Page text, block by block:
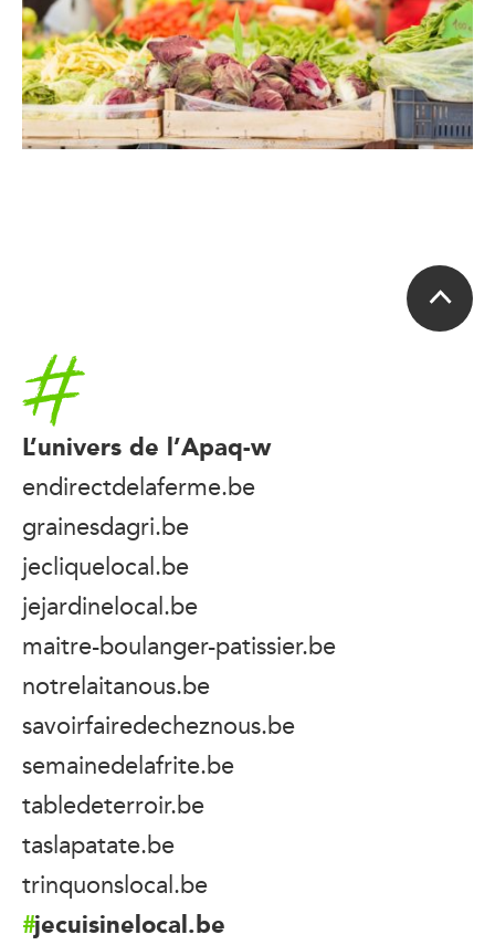
Accueil
L’univers de l’Apaq-w
endirectdelaferme.be
grainesdagri.be
jecliquelocal.be
jejardinelocal.be
maitre-boulanger-patissier.be
notrelaitanous.be
savoirfairedecheznous.be
semainedelafrite.be
tabledeterroir.be
taslapatate.be
trinquonslocal.be
jecuisinelocal.be